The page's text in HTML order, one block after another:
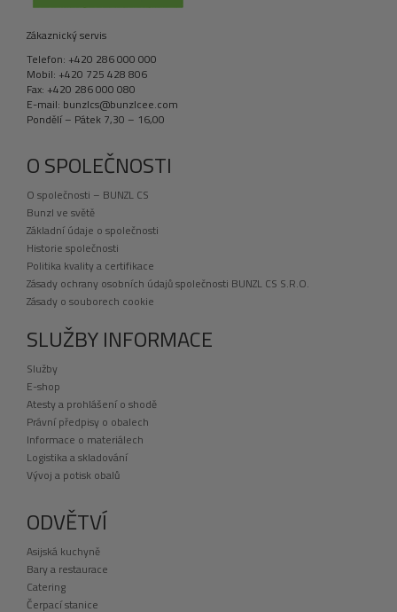
Zákaznický servis
Telefon: +420 286 000 000
Mobil: +420 725 428 806
Fax: +420 286 000 080
E-mail: bunzlcs@bunzlcee.com
Pondělí – Pátek 7,30 – 16,00
O SPOLEČNOSTI
O společnosti – BUNZL CS
Bunzl ve světě
Základní údaje o společnosti
Historie společnosti
Politika kvality a certifikace
Zásady ochrany osobních údajů společnosti BUNZL CS S.R.O.
Zásady o souborech cookie
SLUŽBY INFORMACE
Služby
E-shop
Atesty a prohlášení o shodě
Právní předpisy o obalech
Informace o materiálech
Logistika a skladování
Vývoj a potisk obalů
ODVĚTVÍ
Asijská kuchyně
Bary a restaurace
Catering
Čerpací stanice